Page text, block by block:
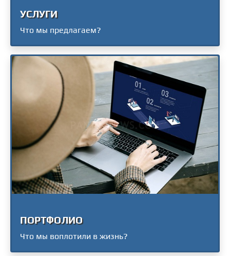
УСЛУГИ
Что мы предлагаем?
ПОРТФОЛИО
Что мы воплотили в жизнь?